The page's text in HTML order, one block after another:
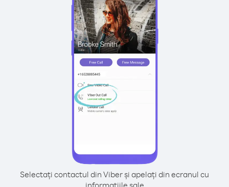
Selectați contactul din Viber și apelați din ecranul cu
informațiile sale